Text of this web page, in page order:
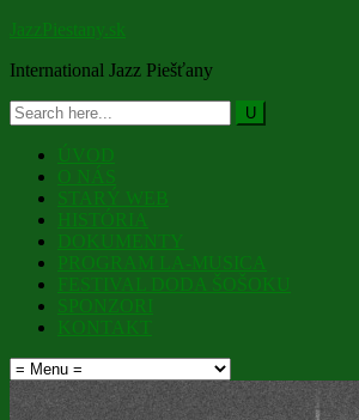
JazzPiestany.sk
International Jazz Piešťany
ÚVOD
O NÁS
STARÝ WEB
HISTÓRIA
DOKUMENTY
PROGRAM LA-MUSICA
FESTIVAL DODA ŠOŠOKU
SPONZORI
KONTAKT